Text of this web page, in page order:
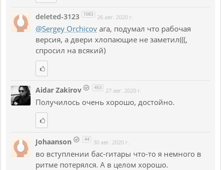
deleted-3123 1083 26 авг. 2020 г.
@Sergey Orchicov ага, подумал что рабочая
версия, а двери хлопающие не заметил(((,
спросил на всякий)
Aidar Zakirov 453 27 авг. 2020 г.
Получилось очень хорошо, достойно.
Johaanson 44 30 авг. 2020 г.
во вступлении бас-гитары что-то я немного в
ритме потерялся. А в целом хорошо.